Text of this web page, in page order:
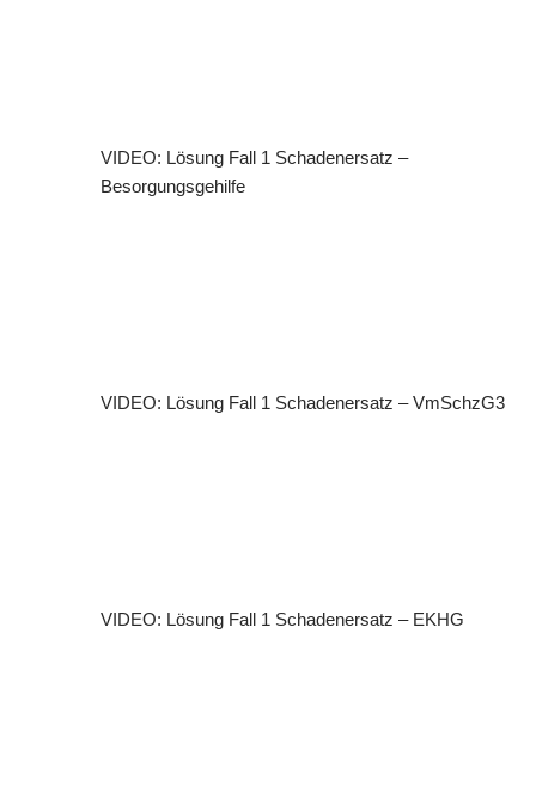
VIDEO: Lösung Fall 1 Schadenersatz –
Besorgungsgehilfe
VIDEO: Lösung Fall 1 Schadenersatz – VmSchzG3
VIDEO: Lösung Fall 1 Schadenersatz – EKHG